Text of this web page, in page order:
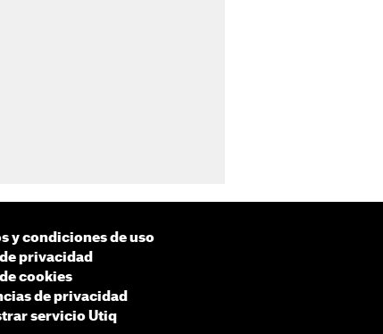
y condiciones de uso
privacidad
cookies
de privacidad
servicio Utiq